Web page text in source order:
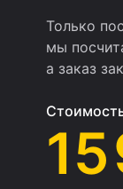
Только
мы
а заказ